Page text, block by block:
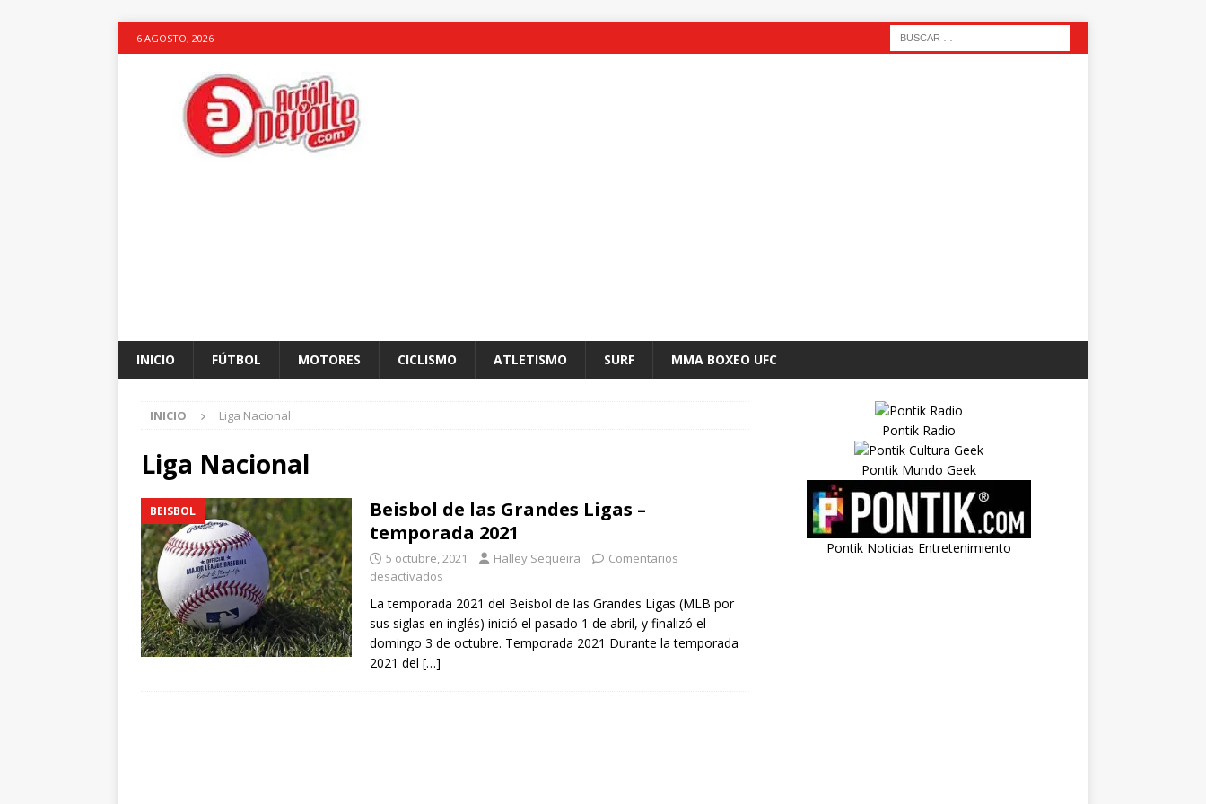
6 AGOSTO, 2026
INICIO FÚTBOL MOTORES CICLISMO ATLETISMO SURF MMA BOXEO UFC
INICIO Liga Nacional
Liga Nacional
BEISBOL
Beisbol de las Grandes Ligas –
temporada 2021
5 octubre, 2021 Halley Sequeira
Comentarios
desactivados
La temporada 2021 del Beisbol de las Grandes Ligas (MLB por
sus siglas en inglés) inició el pasado 1 de abril, y finalizó el
domingo 3 de octubre. Temporada 2021 Durante la temporada
2021 del […]
Pontik Radio
Pontik Mundo Geek
Pontik Noticias Entretenimiento